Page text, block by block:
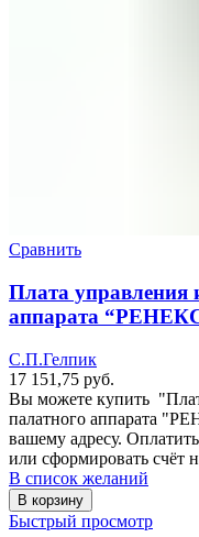
Сравнить
Плата управления
аппарата
С.П.Гелпик
17 151,75 руб.
Вы можете купить
палатного аппарата
вашему адресу.
или сформировать счёт
В список желаний
В корзину
Быстрый просмотр